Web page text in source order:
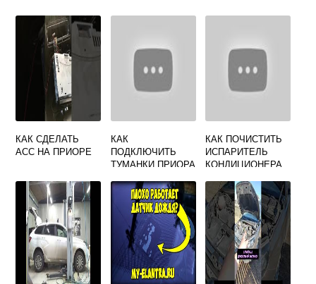
КАК СДЕЛАТЬ
АСС НА ПРИОРЕ
КАК
ПОДКЛЮЧИТЬ
ТУМАНКИ ПРИОРА
КАК ПОЧИСТИТЬ
ИСПАРИТЕЛЬ
КОНДИЦИОНЕРА